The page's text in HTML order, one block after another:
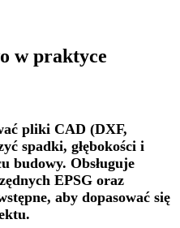
w praktyce
pliki CAD (DXF,
spadki, głębokości i
budowy. Obsługuje
EPSG oraz
aby dopasować się